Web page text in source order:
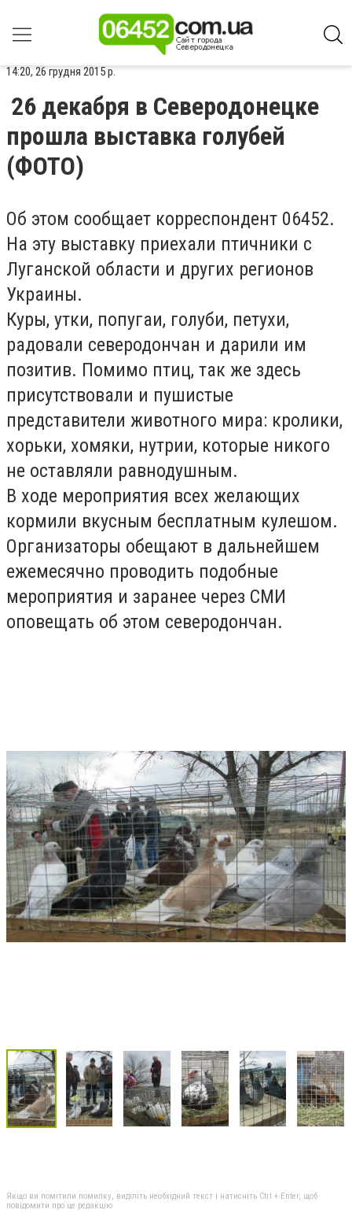
14:20, 26 грудня 2015 р.
26 декабря в Северодонецке
прошла выставка голубей
(ФОТО)
Об этом сообщает корреспондент 06452.
На эту выставку приехали птичники с
Луганской области и других регионов
Украины.
Куры, утки, попугаи, голуби, петухи,
радовали северодончан и дарили им
позитив. Помимо птиц, так же здесь
присутствовали и пушистые
представители животного мира: кролики,
хорьки, хомяки, нутрии, которые никого
не оставляли равнодушным.
В ходе мероприятия всех желающих
кормили вкусным бесплатным кулешом.
Организаторы обещают в дальнейшем
ежемесячно проводить подобные
мероприятия и заранее через СМИ
оповещать об этом северодончан.
Якщо ви помітили помилку, виділіть необхідний текст і натисніть Ctrl + Enter, щоб
повідомити про це редакцію